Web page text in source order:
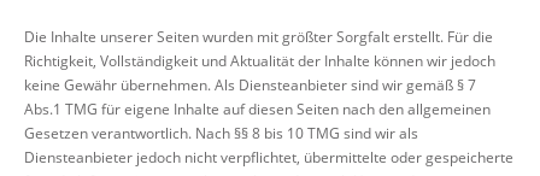
Die Inhalte unserer Seiten wurden mit größter Sorgfalt erstellt. Für die
Richtigkeit, Vollständigkeit und Aktualität der Inhalte können wir jedoch
keine Gewähr übernehmen. Als Diensteanbieter sind wir gemäß § 7
Abs.1 TMG für eigene Inhalte auf diesen Seiten nach den allgemeinen
Gesetzen verantwortlich. Nach §§ 8 bis 10 TMG sind wir als
Diensteanbieter jedoch nicht verpflichtet, übermittelte oder gespeicherte